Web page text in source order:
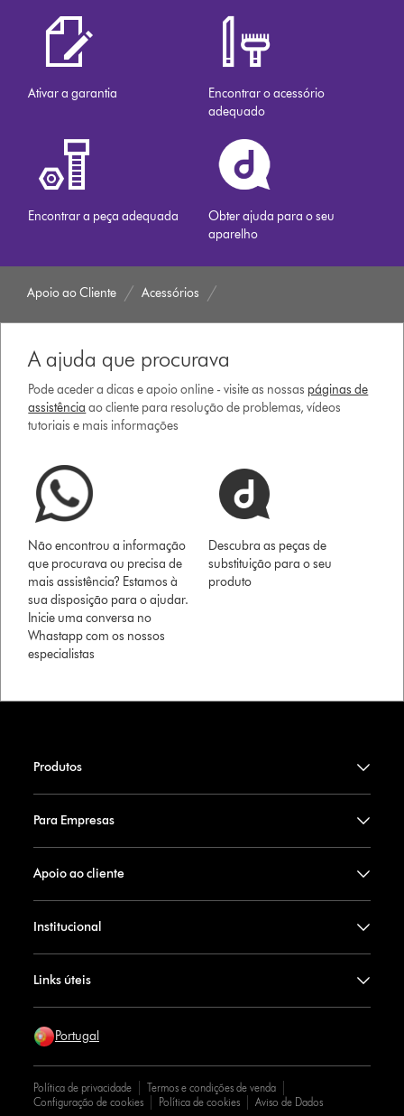
Ativar a garantia
Encontrar o acessório
adequado
Encontrar a peça adequada
Obter ajuda para o seu
aparelho
Apoio ao Cliente Acessórios
A ajuda que procurava
Pode aceder a dicas e apoio online - visite as nossas páginas de
assistência ao cliente para resolução de problemas, vídeos
tutoriais e mais informações
Não encontrou a informação
que procurava ou precisa de
mais assistência? Estamos à
sua disposição para o ajudar.
Inicie uma conversa no
Whastapp com os nossos
especialistas
Descubra as peças de
substituição para o seu
produto
Produtos
Para Empresas
Apoio ao cliente
Institucional
Links úteis
Portugal
Política de privacidade
Termos e condições de venda
Configuração de cookies
Política de cookies Aviso de Dados